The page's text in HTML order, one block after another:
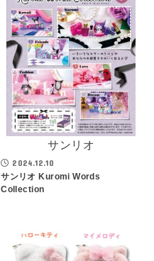
サンリオ
2024.12.10
サンリオ Kuromi Words
Collection